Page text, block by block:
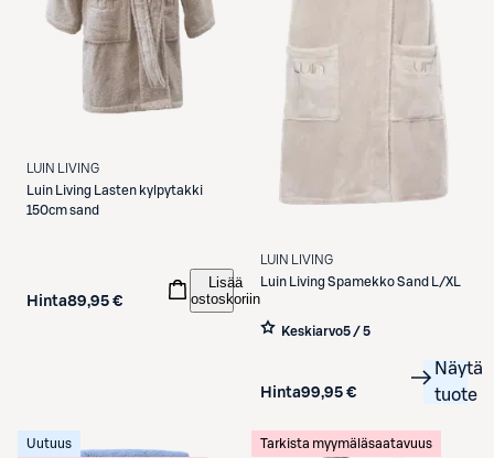
LUIN LIVING
Luin Living
Lasten kylpytakki
150cm sand
Hinta89,95 €
Lisää
ostoskoriin
LUIN LIVING
Luin Living Spamekko Sand L/XL
Keskiarvo5 / 5
Hinta99,95 €
Näytä
tuote
Uutuus
Tarkista myymäläsaatavuus